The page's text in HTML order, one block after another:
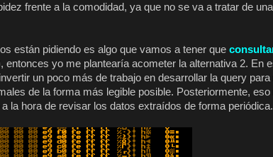
frente a la comodidad, ya que no se va a tratar de
están pidiendo es algo que vamos a tener que
entonces yo me plantearía acometer la alternativa 2. En
un poco más de trabajo en desarrollar la query
de la forma más legible posible. Posteriormente,
la hora de revisar los datos extraídos de forma periódica.